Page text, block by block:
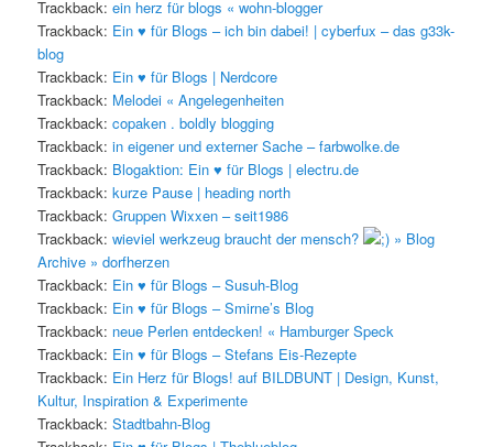
Trackback:ein herz für blogs « wohn-blogger
Trackback: Ein ♥ für Blogs – ich bin dabei! | cyberfux – das g33k-
blog
Trackback: Ein ♥ für Blogs | Nerdcore
Trackback: Melodei « Angelegenheiten
Trackback:copaken . boldly blogging
Trackback:in eigener und externer Sache – farbwolke.de
Trackback: Blogaktion: Ein ♥ für Blogs | electru.de
Trackback:kurze Pause | heading north
Trackback:Gruppen Wixxen – seit1986
Trackback:wieviel werkzeug braucht der mensch?
» Blog
Archive » dorfherzen
Trackback: Ein ♥ für Blogs – Susuh-Blog
Trackback: Ein ♥ für Blogs – Smirne’s Blog
Trackback: neue Perlen entdecken! « Hamburger Speck
Trackback: Ein ♥ für Blogs – Stefans Eis-Rezepte
Trackback: Ein Herz für Blogs! auf BILDBUNT | Design, Kunst,
Kultur, Inspiration & Experimente
Trackback:Stadtbahn-Blog